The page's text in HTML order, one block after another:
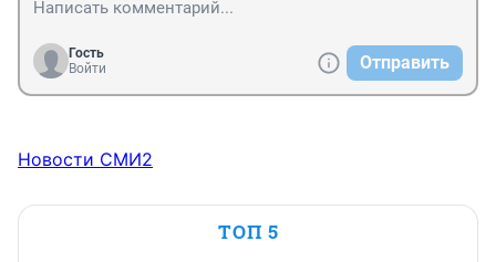
Гость
Войти
Отправить
Новости СМИ2
ТОП 5